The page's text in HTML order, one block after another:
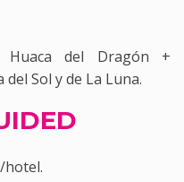
Huaca del Dragón +
Sol y de La Luna.